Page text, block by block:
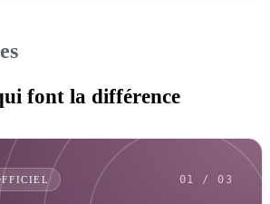
font la différence
01 / 03